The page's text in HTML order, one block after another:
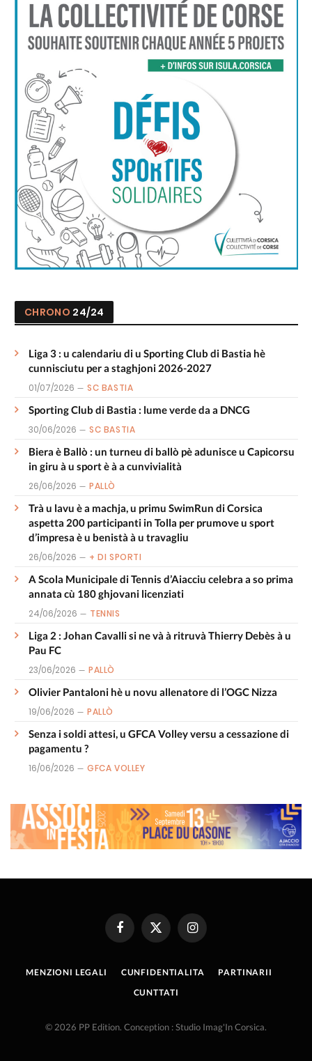
CHRONO 24/24
Liga 3 : u calendariu di u Sporting Club di Bastia hè
cunnisciutu per a staghjoni 2026-2027
01/07/2026 SC BASTIA
Sporting Club di Bastia : lume verde da a DNCG
30/06/2026 SC BASTIA
Biera è Ballò : un turneu di ballò pè adunisce u Capicorsu
in giru à u sport è à a cunvivialità
26/06/2026 PALLÒ
Trà u lavu è a machja, u primu SwimRun di Corsica
aspetta 200 participanti in Tolla per prumove u sport
d’impresa è u benistà à u travagliu
26/06/2026 + DI SPORTI
A Scola Municipale di Tennis d’Aiacciu celebra a so prima
annata cù 180 ghjovani licenziati
24/06/2026 TENNIS
Liga 2 : Johan Cavalli si ne và à ritruvà Thierry Debès à u
Pau FC
23/06/2026 PALLÒ
Olivier Pantaloni hè u novu allenatore di l’OGC Nizza
19/06/2026 PALLÒ
Senza i soldi attesi, u GFCA Volley versu a cessazione di
pagamentu ?
16/06/2026 GFCA VOLLEY
FacebookX
(Twitter)
Instagram
MENZIONI LEGALI CUNFIDENTIALITA
PARTINARII
CUNTTATI
© 2026 PP Edition. Conception : Studio Imag'In Corsica.